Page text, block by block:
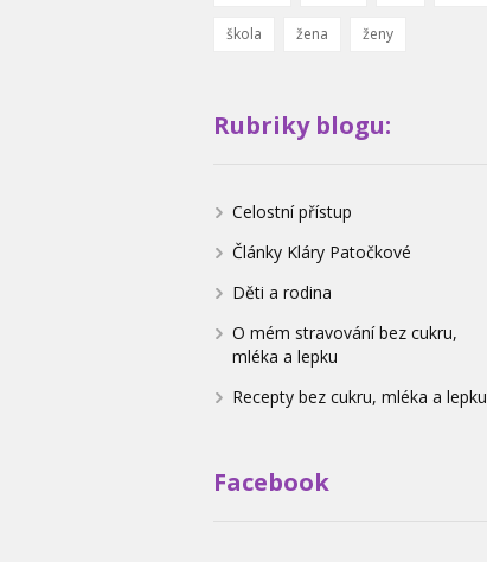
škola žena ženy
Rubriky blogu:
Celostní přístup
Články Kláry Patočkové
Děti a rodina
O mém stravování bez cukru,
mléka a lepku
Recepty bez cukru, mléka a lepku
Facebook